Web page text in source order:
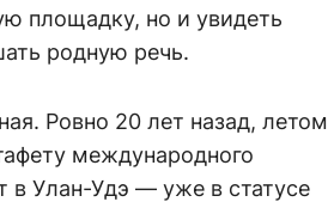
площадку, но и увидеть
родную речь.
Ровно 20 лет назад, летом
международного
в Улан-Удэ — уже в статусе